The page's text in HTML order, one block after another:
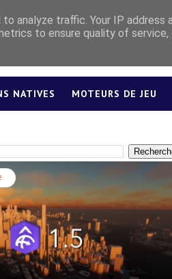
NATIVES MOTEURS DE JEU
analyze traffic. Your IP address
to ensure quality of service,